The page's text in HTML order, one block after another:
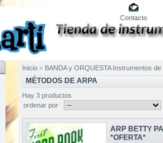
Contacto
Inicio > BANDA y ORQUESTA Instrumentos
MÉTODOS DE ARPA
Hay 3 productos
ordenar por
ARP BETTY
*OFERTA*